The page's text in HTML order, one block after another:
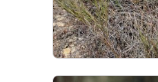
l'éclosion.